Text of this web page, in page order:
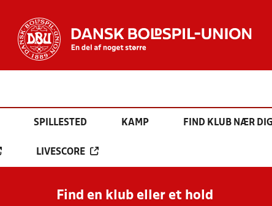
SPILLESTED KAMP FIND KLUB NÆR DIG
LIVESCORE
Find en klub eller et hold